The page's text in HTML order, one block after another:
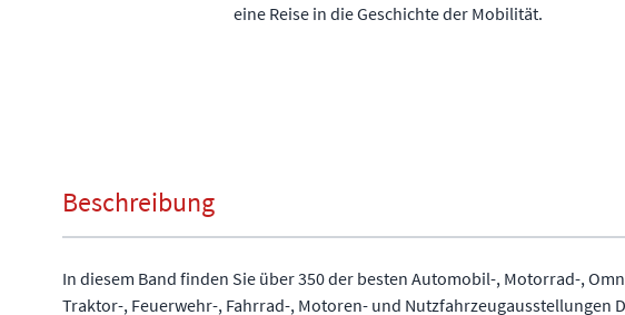
eine Reise in die Geschichte der Mobilität.
Beschreibung
In diesem Band finden Sie über 350 der besten Automobil-, Motorrad-,
Traktor-, Feuerwehr-, Fahrrad-, Motoren- und Nutzfahrzeugausstellungen